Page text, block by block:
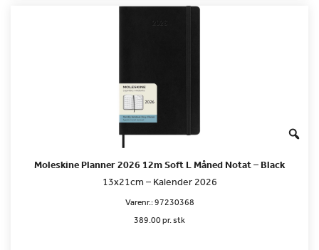
Moleskine Planner 2026 12m Soft L Måned Notat – Black
13x21cm – Kalender 2026
Varenr.:97230368
389.00 pr. stk